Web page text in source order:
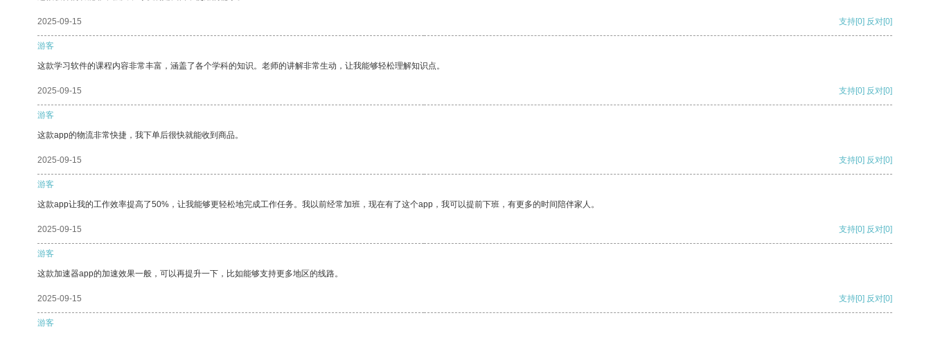
2025-09-15 支持[0] 反对[0]
游客
这款学习软件的课程内容非常丰富，涵盖了各个学科的知识。老师的讲解非常生动，让我能够轻松理解知识点。
2025-09-15 支持[0] 反对[0]
游客
这款app的物流非常快捷，我下单后很快就能收到商品。
2025-09-15 支持[0] 反对[0]
游客
这款app让我的工作效率提高了50%，让我能够更轻松地完成工作任务。我以前经常加班，现在有了这个app，我可以提前下班，有更多的时间陪伴家人。
2025-09-15 支持[0] 反对[0]
游客
这款加速器app的加速效果一般，可以再提升一下，比如能够支持更多地区的线路。
2025-09-15 支持[0] 反对[0]
游客